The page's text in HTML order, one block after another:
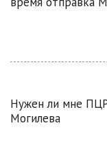
Нужен ли мне
Могилева